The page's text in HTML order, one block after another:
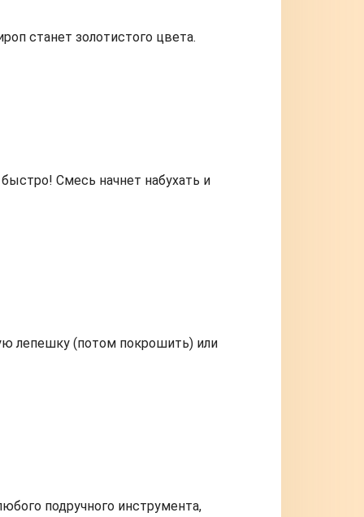
станет золотистого цвета.
Смесь начнет набухать и
лепешку (потом покрошить) или
подручного инструмента,